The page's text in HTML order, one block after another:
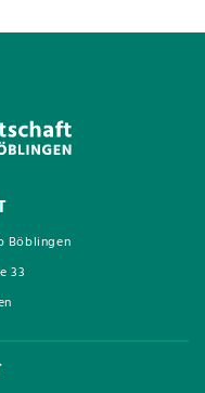
Böblingen
33